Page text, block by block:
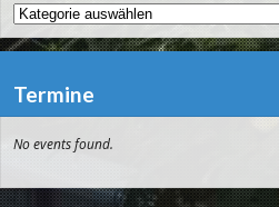
Kategorien
Termine
No events found.